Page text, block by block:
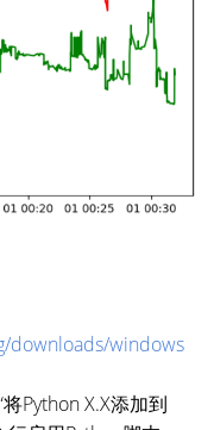
downloads/windows
Python X.X添加到